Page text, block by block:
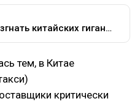
Сенат США хочет изгнать китайских гигантов с американских бирж: чем политики объясняют это решение и к чему оно приведёт — Финансы на vc.ru
тем, в Китае
критически